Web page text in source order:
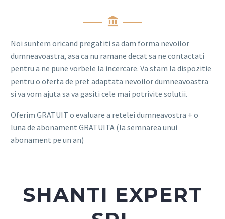
Noi suntem oricand pregatiti sa dam forma nevoilor
dumneavoastra, asa ca nu ramane decat sa ne contactati
pentru a ne pune vorbele la incercare. Va stam la dispozitie
pentru o oferta de pret adaptata nevoilor dumneavoastra
si va vom ajuta sa va gasiti cele mai potrivite solutii.
Oferim GRATUIT o evaluare a retelei dumneavostra + o
luna de abonament GRATUITA (la semnarea unui
abonament pe un an)
SHANTI EXPERT